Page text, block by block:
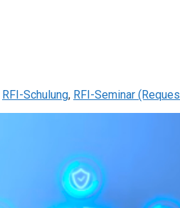
RFI-Schulung, RFI-Seminar